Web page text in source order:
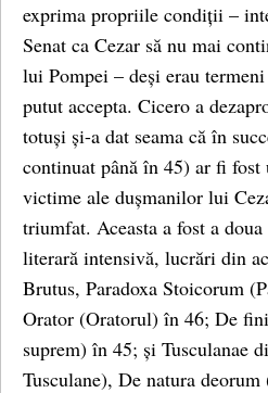
exprima propriile condiții –
Senat ca Cezar să nu mai
lui Pompei – deși erau
putut accepta. Cicero a
totuși și-a dat seama că în
continuat până în 45) ar fi
victime ale dușmanilor lui
triumfat. Aceasta a fost a
literară intensivă, lucrări din
Brutus, Paradoxa Stoicorum
Orator (Oratorul) în 46; De
suprem) în 45; și Tusculanae
Tusculane), De natura